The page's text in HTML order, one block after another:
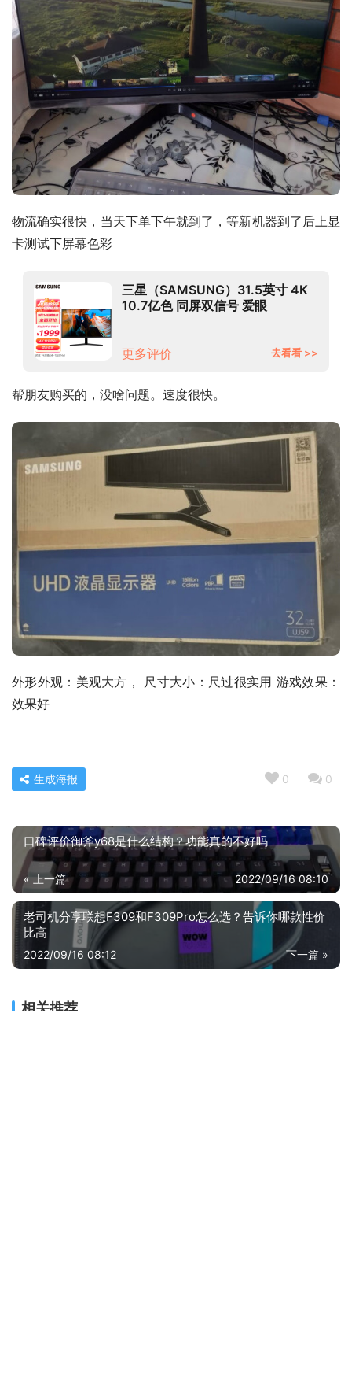
物流确实很快，当天下单下午就到了，等新机器到了后上显
卡测试下屏幕色彩
三星（SAMSUNG）31.5英寸 4K
10.7亿色 同屏双信号 爱眼
更多评价
去看看 >>
帮朋友购买的，没啥问题。速度很快。
外形外观：美观大方， 尺寸大小：尺过很实用 游戏效果：
效果好
0 0
生成海报
口碑评价御斧y68是什么结构？功能真的不好吗
« 上一篇 2022/09/16 08:10
老司机分享联想F309和F309Pro怎么选？告诉你哪款性价
比高
下一篇 »
2022/09/16 08:12
相关推荐